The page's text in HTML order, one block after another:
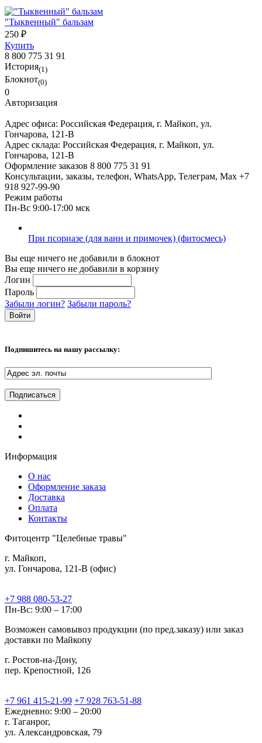
"Тыквенный" бальзам
250 ₽
Купить
8 800 775 31 91
История(1)
Блокнот(0)
0
Авторизация
Адрес офиса: Российская Федерация, г. Майкоп, ул.
Гончарова, 121-В
Адрес склада: Российская Федерация, г. Майкоп, ул.
Гончарова, 121-В
Оформление заказов 8 800 775 31 91
Консультации, заказы, телефон, WhatsApp, Телеграм, Мах +7
918 927-99-90
Режим работы
Пн-Вс 9:00-17:00 мск
При псориазе (для ванн и примочек) (фитосмесь)
Вы еще ничего не добавили в блокнот
Вы еще ничего не добавили в корзину
Логин
Пароль
Забыли логин? Забыли пароль?
Подпишитесь на нашу рассылку:
Информация
О нас
Оформление заказа
Доставка
Оплата
Контакты
Фитоцентр "Целебные травы"
г. Майкоп,
ул. Гончарова, 121-В (офис)
+7 988 080-53-27
Пн-Вс: 9:00 – 17:00
Возможен самовывоз продукции (по пред.заказу) или заказ
доставки по Майкопу
г. Ростов-на-Дону,
пер. Крепостной, 126
+7 961 415-21-99 +7 928 763-51-88
Ежедневно: 9:00 – 20:00
г. Таганрог,
ул. Александровская, 79